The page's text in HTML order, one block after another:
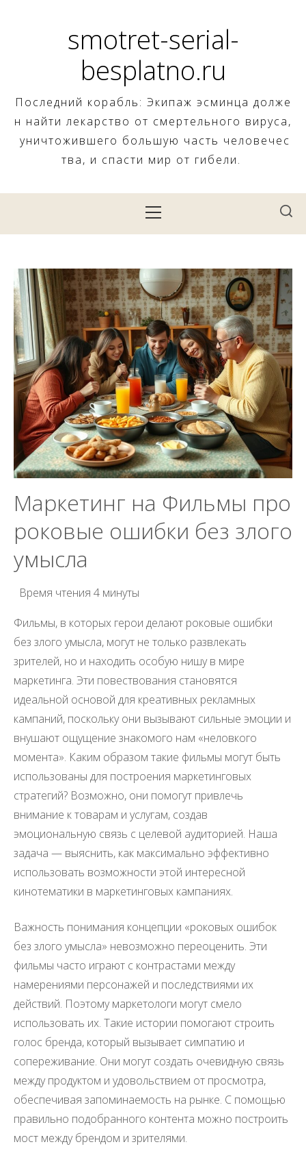
smotret-serial-
besplatno.ru
Последний корабль: Экипаж эсминца долже
н найти лекарство от смертельного вируса,
уничтожившего большую часть человечес
тва, и спасти мир от гибели.
Menu
Маркетинг на Фильмы про
роковые ошибки без злого
умысла
Время чтения 4 минуты
Фильмы, в которых герои делают роковые ошибки
без злого умысла, могут не только развлекать
зрителей, но и находить особую нишу в мире
маркетинга. Эти повествования становятся
идеальной основой для креативных рекламных
кампаний, поскольку они вызывают сильные эмоции и
внушают ощущение знакомого нам «неловкого
момента». Каким образом такие фильмы могут быть
использованы для построения маркетинговых
стратегий? Возможно, они помогут привлечь
внимание к товарам и услугам, создав
эмоциональную связь с целевой аудиторией. Наша
задача — выяснить, как максимально эффективно
использовать возможности этой интересной
кинотематики в маркетинговых кампаниях.
Важность понимания концепции «роковых ошибок
без злого умысла» невозможно переоценить. Эти
фильмы часто играют с контрастами между
намерениями персонажей и последствиями их
действий. Поэтому маркетологи могут смело
использовать их. Такие истории помогают строить
голос бренда, который вызывает симпатию и
сопереживание. Они могут создать очевидную связь
между продуктом и удовольствием от просмотра,
обеспечивая запоминаемость на рынке. С помощью
правильно подобранного контента можно построить
мост между брендом и зрителями.